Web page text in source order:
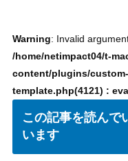
Warning: Invalid
/home/netimpact04/t-
content/plugins/
template.php(4121) :
この記事を読んで
います